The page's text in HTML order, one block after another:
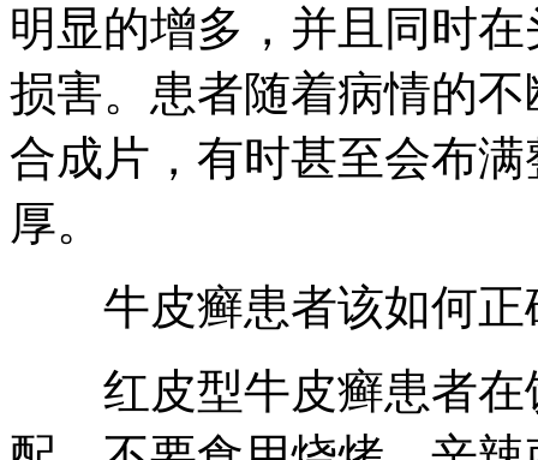
明显的增多，并且同时
损害。患者随着病情的
合成片，有时甚至会布
厚。
牛皮癣患者该如何正
红皮型牛皮癣患者在